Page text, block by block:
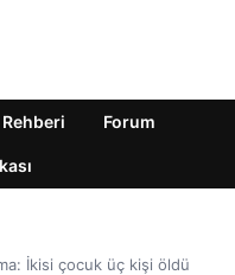
Forum
İkisi çocuk üç kişi öldü